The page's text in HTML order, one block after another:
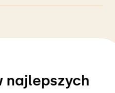
najlepszych